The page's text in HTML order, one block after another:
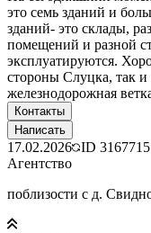
это семь зданий и
зданий- это склады,
помещений и разной
эксплуатируются.
стороны Слуцка, так
железнодорожная
Контакты
Написать
17.02.2026 ID 3167715
Агентство
поблизости с д.